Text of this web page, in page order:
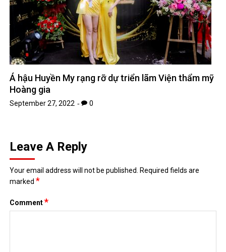
Á hậu Huyền My rạng rỡ dự triển lãm Viện thẩm mỹ
Hoàng gia
September 27, 2022 0
Leave A Reply
Your email address will not be published.
Required fields are
marked*
Comment*